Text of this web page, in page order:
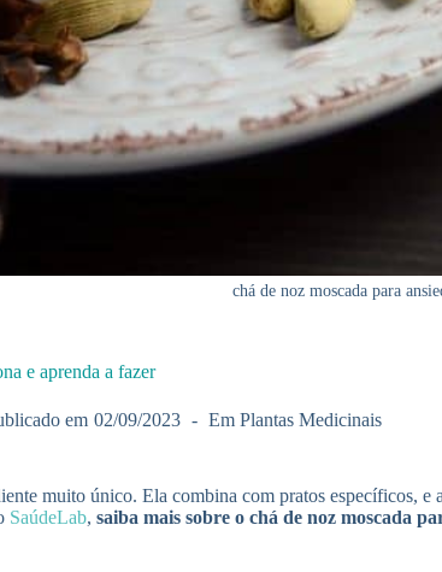
chá de noz moscada para
e aprenda a fazer
em 02/09/2023 Em Plantas Medicinais
muito único. Ela combina com pratos específicos,
SaúdeLab, saiba mais sobre o chá de noz moscada